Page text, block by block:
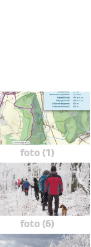
foto (1)
foto (6)